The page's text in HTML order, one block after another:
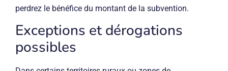
perdrez le bénéfice du montant de la subvention.
Exceptions et dérogations
possibles